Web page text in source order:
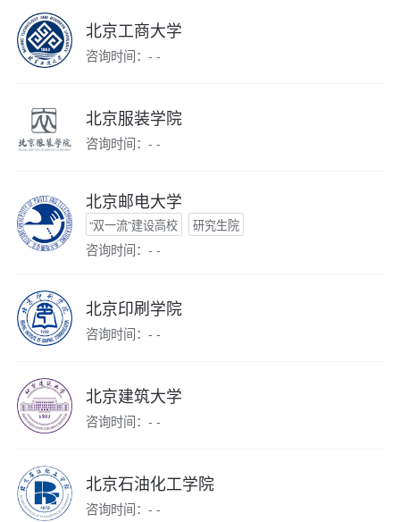
北京工商大学
咨询时间：- -
北京服装学院
咨询时间：- -
北京邮电大学
“双一流”建设高校 研究生院
咨询时间：- -
北京印刷学院
咨询时间：- -
北京建筑大学
咨询时间：- -
北京石油化工学院
咨询时间：- -